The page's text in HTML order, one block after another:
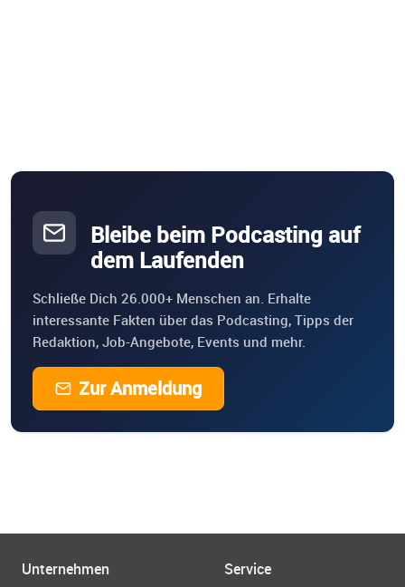
Bleibe beim Podcasting auf
dem Laufenden
Schließe Dich 26.000+ Menschen an. Erhalte
interessante Fakten über das Podcasting, Tipps der
Redaktion, Job-Angebote, Events und mehr.
Zur Anmeldung
Unternehmen Service